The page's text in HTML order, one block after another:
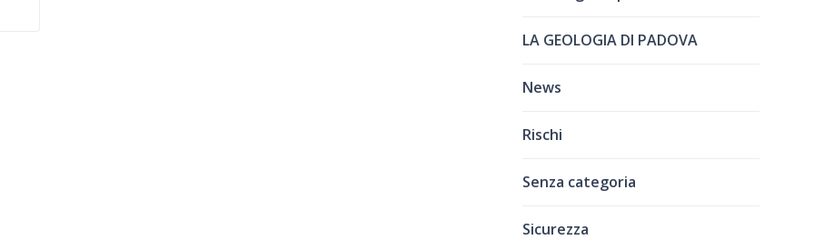
LA GEOLOGIA DI PADOVA
News
Rischi
Senza categoria
Sicurezza